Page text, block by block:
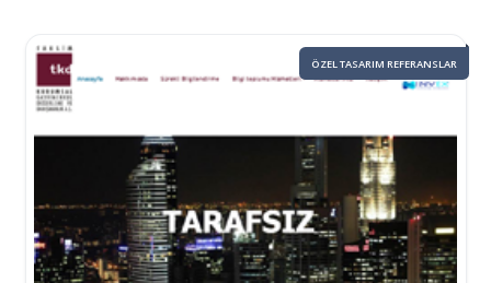
ÖZEL TASARIM REFERANSLAR